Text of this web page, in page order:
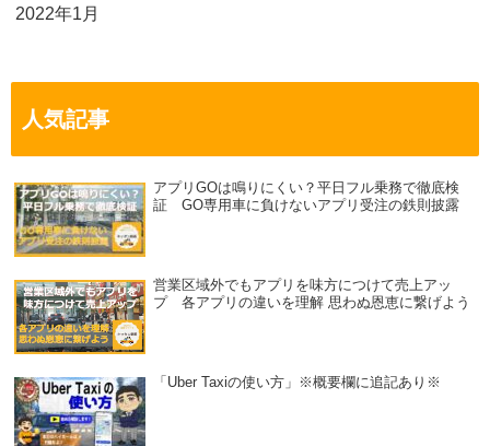
2022年1月
人気記事
アプリGOは鳴りにくい？平日フル乗務で徹底検
証 GO専用車に負けないアプリ受注の鉄則披露
営業区域外でもアプリを味方につけて売上アッ
プ 各アプリの違いを理解 思わぬ恩恵に繋げよう
「Uber Taxiの使い方」※概要欄に追記あり※